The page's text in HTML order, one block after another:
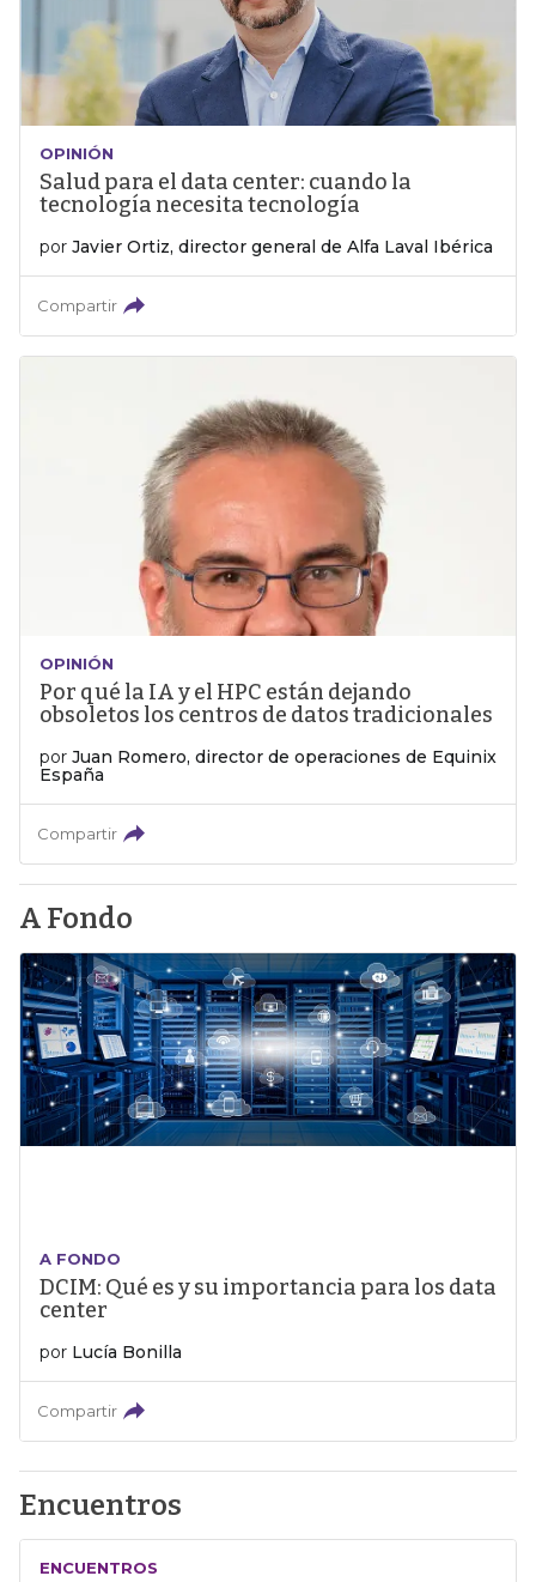
OPINIÓN
Salud para el data center: cuando la
tecnología necesita tecnología
por Javier Ortiz, director general de Alfa Laval Ibérica
Compartir
OPINIÓN
Por qué la IA y el HPC están dejando
obsoletos los centros de datos tradicionales
por Juan Romero, director de operaciones de Equinix
España
Compartir
A Fondo
A FONDO
DCIM: Qué es y su importancia para los data
center
por Lucía Bonilla
Compartir
Encuentros
ENCUENTROS